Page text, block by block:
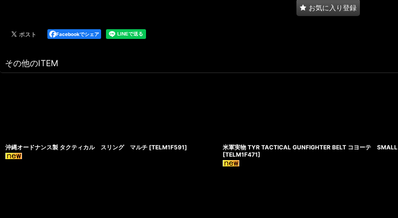
お気に入り登録
Facebookでシェア
その他のITEM
沖縄オードナンス製 タクティカル スリング マルチ [TELM1F591]
米軍実物 TYR TACTICAL GUNFIGHTER BELT コヨーテ SMALL
[TELM1F471]